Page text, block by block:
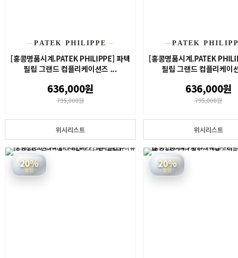
PATEK PHILIPPE
[홍콩명품시계.PATEK PHILIPPE] 파텍
필립 그랜드 컴플리케이션즈 ...
636,000원
795,000원
위시리스트
PATEK
[홍콩명품시계.PATEK
필립 그랜드 컴플리케이
636,000원
795,000원
위시리스트
20%
할인
20%
할인